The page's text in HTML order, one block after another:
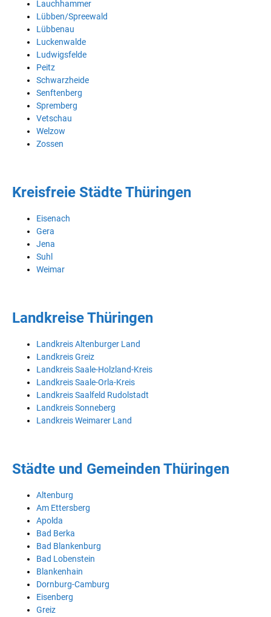
Lauchhammer
Lübben/Spreewald
Lübbenau
Luckenwalde
Ludwigsfelde
Peitz
Schwarzheide
Senftenberg
Spremberg
Vetschau
Welzow
Zossen
Kreisfreie Städte Thüringen
Eisenach
Gera
Jena
Suhl
Weimar
Landkreise Thüringen
Landkreis Altenburger Land
Landkreis Greiz
Landkreis Saale-Holzland-Kreis
Landkreis Saale-Orla-Kreis
Landkreis Saalfeld Rudolstadt
Landkreis Sonneberg
Landkreis Weimarer Land
Städte und Gemeinden Thüringen
Altenburg
Am Ettersberg
Apolda
Bad Berka
Bad Blankenburg
Bad Lobenstein
Blankenhain
Dornburg-Camburg
Eisenberg
Greiz